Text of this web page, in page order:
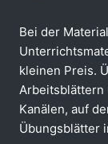
Bei der
kleinen Preis.
Arbeitsblättern
Kanälen, auf
Übungsblätter